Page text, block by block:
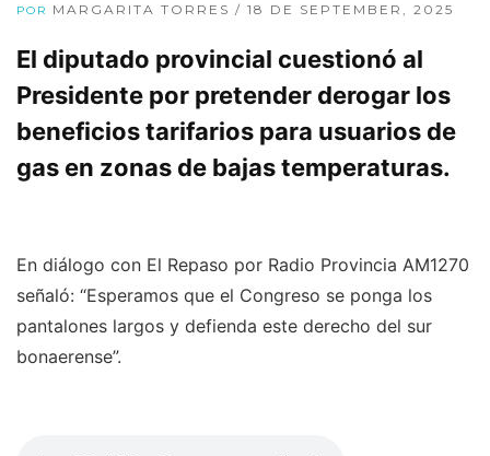
POR MARGARITA TORRES / 18 DE SEPTEMBER, 2025
El diputado provincial cuestionó al
Presidente por pretender derogar los
beneficios tarifarios para usuarios de
gas en zonas de bajas temperaturas.
En diálogo con El Repaso por Radio Provincia AM1270
señaló: “Esperamos que el Congreso se ponga los
pantalones largos y defienda este derecho del sur
bonaerense”.